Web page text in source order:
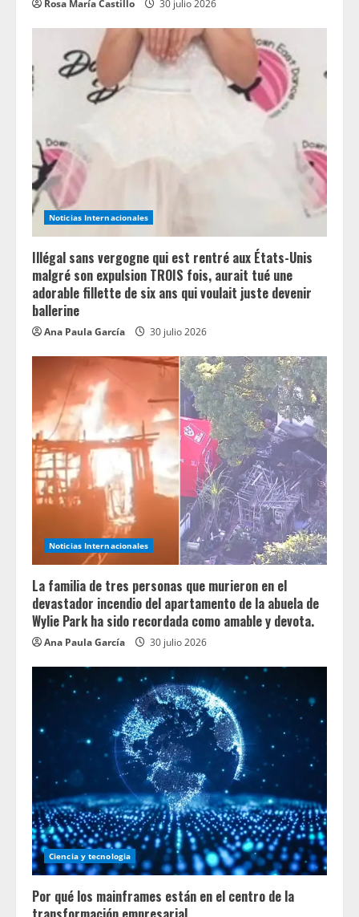
Rosa María Castillo 30 julio 2026
Noticias Internacionales
Illégal sans vergogne qui est rentré aux États-Unis
malgré son expulsion TROIS fois, aurait tué une
adorable fillette de six ans qui voulait juste devenir
ballerine
Ana Paula García 30 julio 2026
Noticias Internacionales
La familia de tres personas que murieron en el
devastador incendio del apartamento de la abuela de
Wylie Park ha sido recordada como amable y devota.
Ana Paula García 30 julio 2026
Ciencia y tecnologia
Por qué los mainframes están en el centro de la